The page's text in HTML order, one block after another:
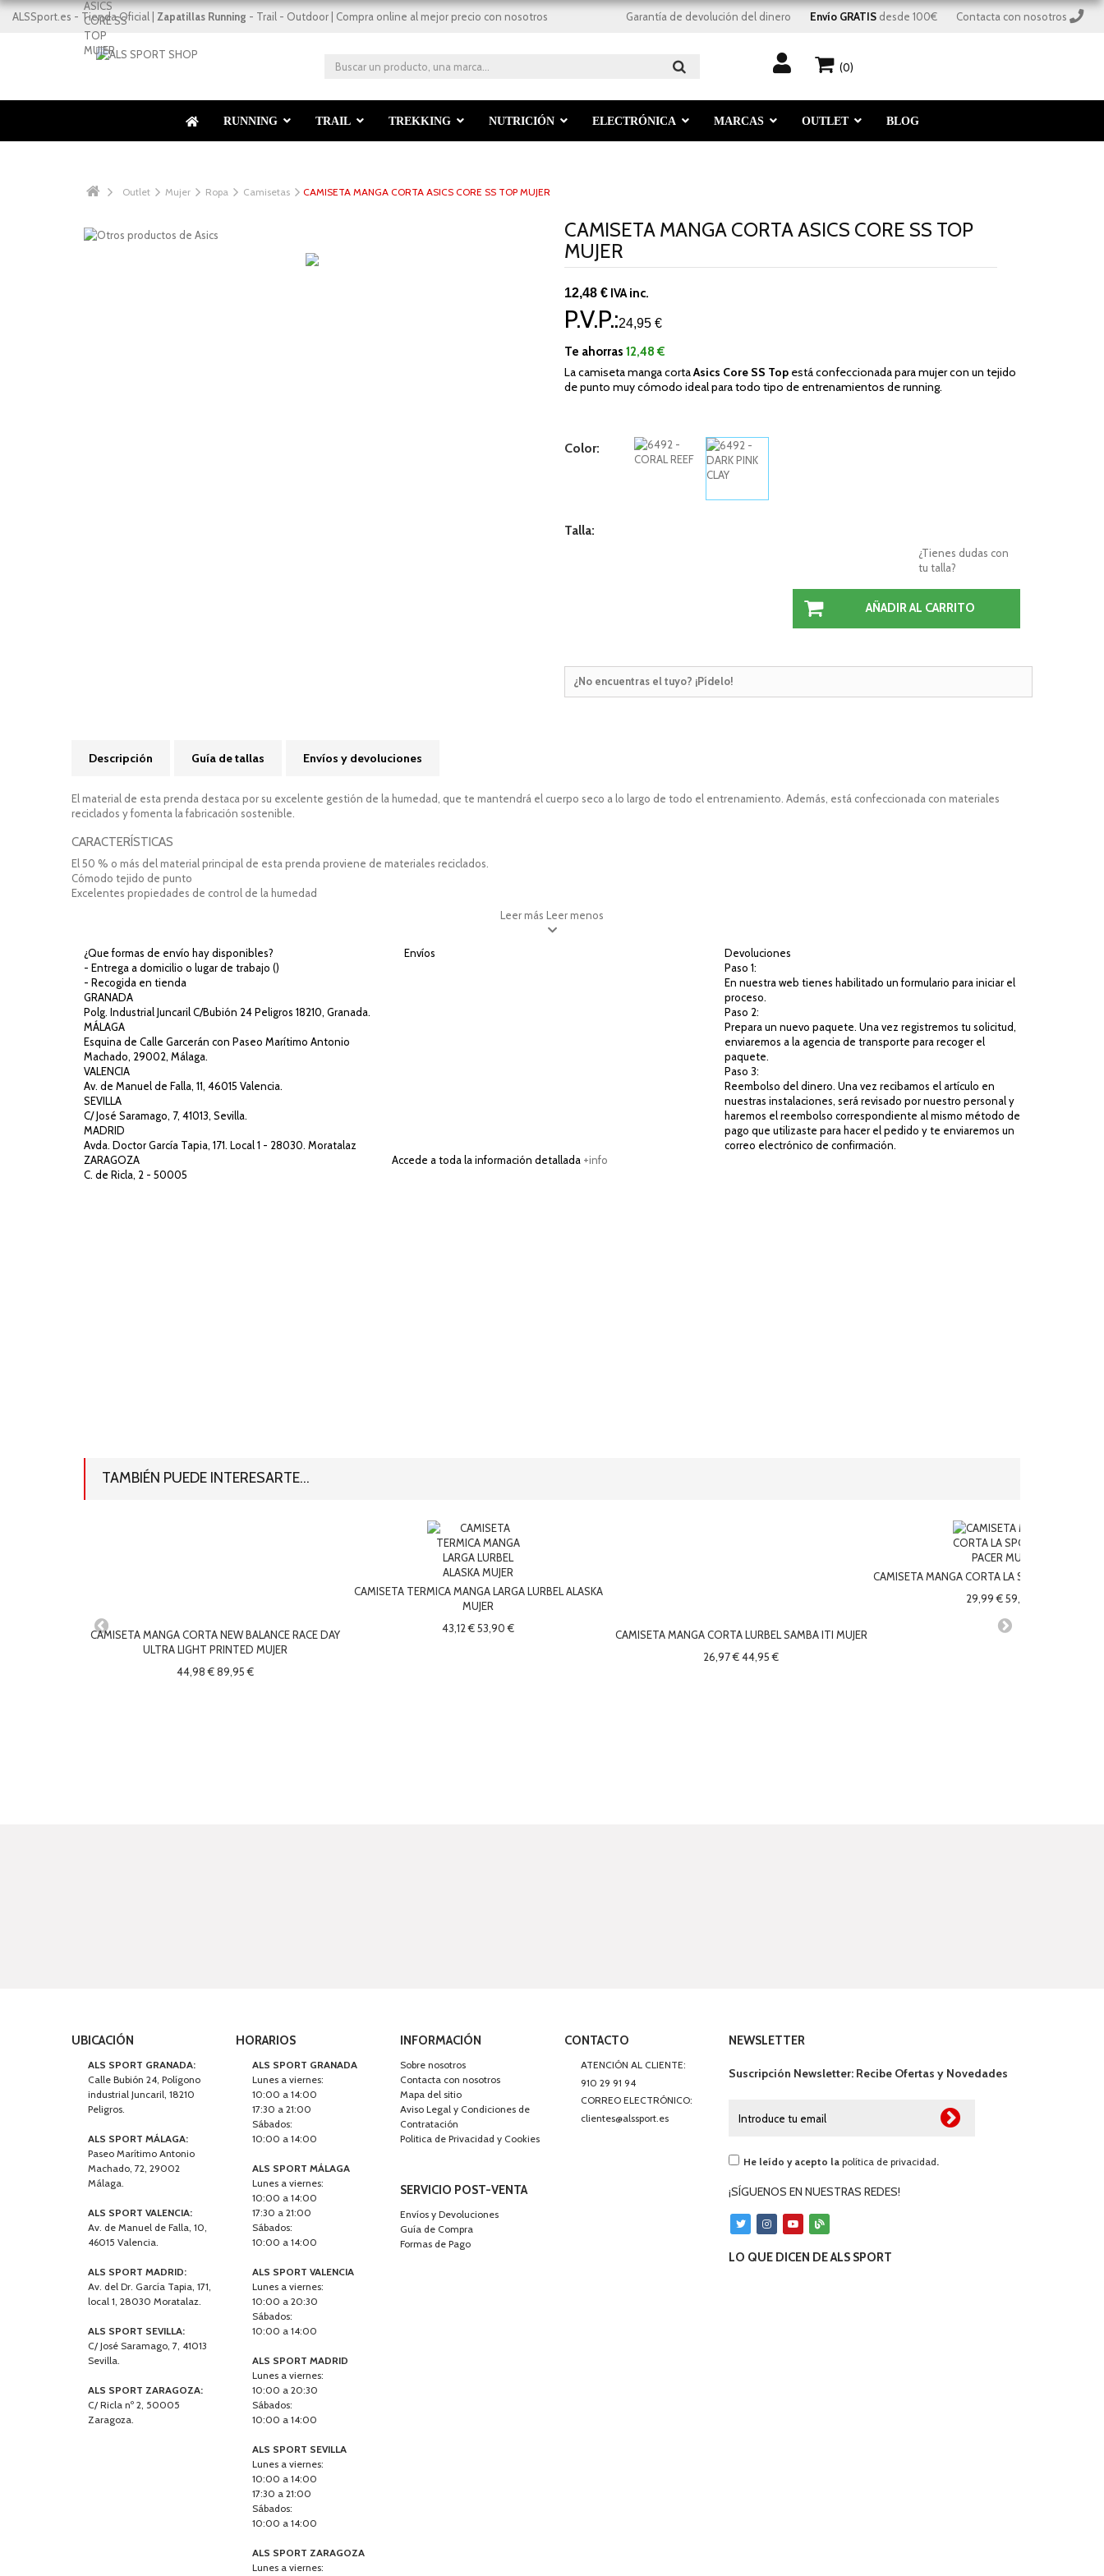
ALSSport.es - Tienda Oficial | Zapatillas Running - Trail - Outdoor | Compra online al mejor precio con nosotros Garantía de devolución del dinero Envío GRATIS desde 100€ Contacta con nosotros
(0)
RUNNING TRAIL TREKKING NUTRICIÓN ELECTRÓNICA MARCAS OUTLET BLOG
Outlet Mujer Ropa Camisetas CAMISETA MANGA CORTA ASICS CORE SS TOP MUJER
CAMISETA MANGA CORTA ASICS CORE SS TOP
MUJER
12,48 € IVA inc.
P.V.P.:24,95 €
Te ahorras 12,48 €
La camiseta manga cortaAsics Core SS Top está confeccionada para mujer con un tejido
de punto muy cómodo ideal para todo tipo de entrenamientos de running.
Color:
Talla:
¿Tienes dudas con
tu talla?
AÑADIR AL CARRITO
¿No encuentras el tuyo? ¡Pídelo!
Descripción Guía de tallas Envíos y devoluciones
El material de esta prenda destaca por su excelente gestión de la humedad, que te mantendrá el cuerpo seco a lo largo de todo el entrenamiento. Además, está confeccionada con materiales
reciclados y fomenta la fabricación sostenible.
CARACTERÍSTICAS
El 50 % o más del material principal de esta prenda proviene de materiales reciclados.
Cómodo tejido de punto
Excelentes propiedades de control de la humedad
Leer más Leer menos
¿Que formas de envío hay disponibles?
- Entrega a domicilio o lugar de trabajo ()
- Recogida en tienda
GRANADA
Polg. Industrial Juncaril C/Bubión 24 Peligros 18210, Granada.
MÁLAGA
Esquina de Calle Garcerán con Paseo Marítimo Antonio
Machado, 29002, Málaga.
VALENCIA
Av. de Manuel de Falla, 11, 46015 Valencia.
SEVILLA
C/ José Saramago, 7, 41013, Sevilla.
MADRID
Avda. Doctor García Tapia, 171. Local 1 - 28030. Moratalaz
ZARAGOZA
C. de Ricla, 2 - 50005
Envíos
Devoluciones
Paso 1:
En nuestra web tienes habilitado un formulario para iniciar el
proceso.
Paso 2:
Prepara un nuevo paquete. Una vez registremos tu solicitud,
enviaremos a la agencia de transporte para recoger el
paquete.
Paso 3:
Reembolso del dinero. Una vez recibamos el artículo en
nuestras instalaciones, será revisado por nuestro personal y
haremos el reembolso correspondiente al mismo método de
pago que utilizaste para hacer el pedido y te enviaremos un
correo electrónico de confirmación.
Accede a toda la información detallada +info
TAMBIÉN PUEDE INTERESARTE...
CAMISETA MANGA CORTA NEW BALANCE RACE DAY
ULTRA LIGHT PRINTED MUJER
44,98 €89,95 €
CAMISETA TERMICA MANGA LARGA LURBEL ALASKA
MUJER
43,12 €53,90 €
CAMISETA MANGA CORTA LURBEL SAMBA ITI MUJER
26,97 €44,95 €
CAMISETA MANGA CORTA LA SPORTIVA PACER
29,99 € 59,99 €
UBICACIÓN
ALS SPORT GRANADA:
Calle Bubión 24, Polígono
industrial Juncaril, 18210
Peligros.
ALS SPORT MÁLAGA:
Paseo Marítimo Antonio
Machado, 72, 29002
Málaga.
ALS SPORT VALENCIA:
Av. de Manuel de Falla, 10,
46015 Valencia.
ALS SPORT MADRID:
Av. del Dr. García Tapia, 171,
local 1, 28030 Moratalaz.
ALS SPORT SEVILLA:
C/ José Saramago, 7, 41013
Sevilla.
ALS SPORT ZARAGOZA:
C/ Ricla nº 2, 50005
Zaragoza.
HORARIOS
ALS SPORT GRANADA
Lunes a viernes:
10:00 a 14:00
17:30 a 21:00
Sábados:
10:00 a 14:00
ALS SPORT MÁLAGA
Lunes a viernes:
10:00 a 14:00
17:30 a 21:00
Sábados:
10:00 a 14:00
ALS SPORT VALENCIA
Lunes a viernes:
10:00 a 20:30
Sábados:
10:00 a 14:00
ALS SPORT MADRID
Lunes a viernes:
10:00 a 20:30
Sábados:
10:00 a 14:00
ALS SPORT SEVILLA
Lunes a viernes:
10:00 a 14:00
17:30 a 21:00
Sábados:
10:00 a 14:00
ALS SPORT ZARAGOZA
Lunes a viernes:
INFORMACIÓN
Sobre nosotros
Contacta con nosotros
Mapa del sitio
Aviso Legal y Condiciones de
Contratación
Politica de Privacidad y Cookies
SERVICIO POST-VENTA
Envíos y Devoluciones
Guía de Compra
Formas de Pago
CONTACTO
ATENCIÓN AL CLIENTE:
910 29 91 94
CORREO ELECTRÓNICO:
clientes@alssport.es
NEWSLETTER
Suscripción Newsletter: Recibe Ofertas y Novedades
He leído y acepto la política de privacidad.
¡SÍGUENOS EN NUESTRAS REDES!
LO QUE DICEN DE ALS SPORT